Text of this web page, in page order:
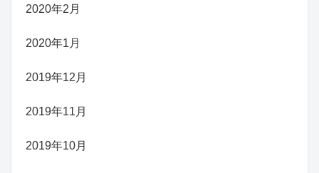
2020年2月
2020年1月
2019年12月
2019年11月
2019年10月